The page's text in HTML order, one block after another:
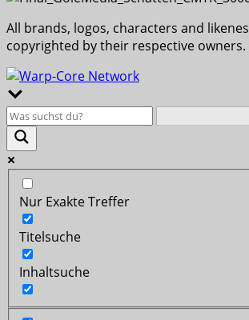
All brands, logos, characters and
copyrighted by their respective owners.
Nur Exakte Treffer
Titelsuche
Inhaltsuche